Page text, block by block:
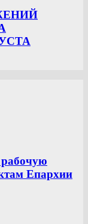
Епархии